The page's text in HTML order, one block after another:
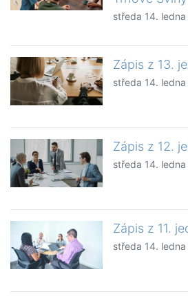
středa 14.
Zápis z 13.
středa 14.
Zápis z 12.
středa 14.
Zápis z 11.
středa 14.